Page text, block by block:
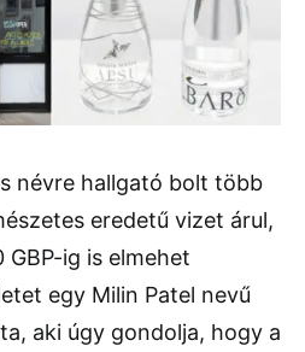
névre hallgató bolt több
eredetű vizet árul,
GBP-ig is elmehet
egy Milin Patel nevű
aki úgy gondolja, hogy a